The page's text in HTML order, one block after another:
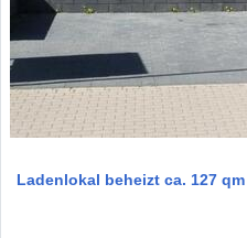
Ladenlokal beheizt ca. 127